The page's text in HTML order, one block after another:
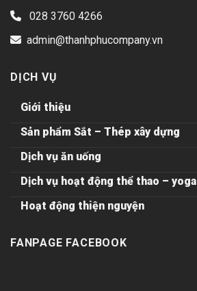
028 3760 4266
admin@thanhphucompany.vn
DỊCH VỤ
Giới thiệu
Sản phẩm Sắt – Thép xây dựng
Dịch vụ ăn uống
Dịch vụ hoạt động thể thao – yoga
Hoạt động thiện nguyện
FANPAGE FACEBOOK